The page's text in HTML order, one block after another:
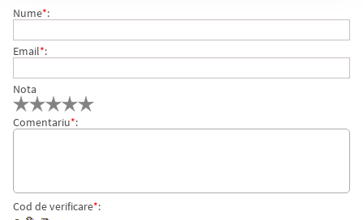
Nume*:
Email*:
Nota
Comentariu*:
Cod de verificare*: